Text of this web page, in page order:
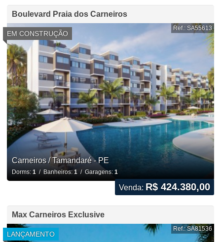
Boulevard Praia dos Carneiros
EM CONSTRUÇÃO
Ref.: SA55613
Carneiros / Tamandaré - PE
Dorms: 1/ Banheiros: 1/ Garagens: 1
Venda: R$ 424.380,00
Max Carneiros Exclusive
LANÇAMENTO
Ref.: SA81536